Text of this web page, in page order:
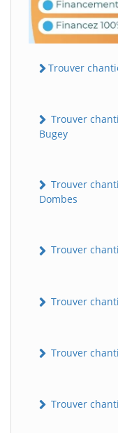
Trouver
Trouver
Bugey
Trouver
Dombes
Trouver
Trouver
Trouver
Trouver